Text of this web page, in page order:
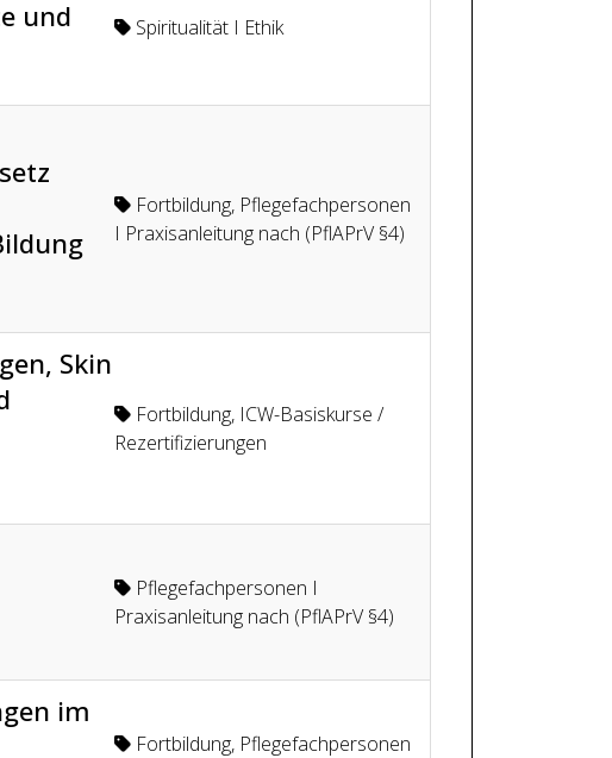
und
Spiritualität I Ethik
Fortbildung, Pflegefachpersonen
I Praxisanleitung nach (PflAPrV §4)
Skin
Fortbildung, ICW-Basiskurse /
Rezertifizierungen
Pflegefachpersonen I
Praxisanleitung nach (PflAPrV §4)
im
Fortbildung, Pflegefachpersonen